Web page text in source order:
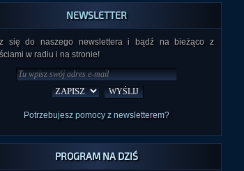
NEWSLETTER
się do naszego newslettera i bądź na bieżąco z
w radiu i na stronie!
Potrzebujesz pomocy z newsletterem?
PROGRAM NA DZIŚ